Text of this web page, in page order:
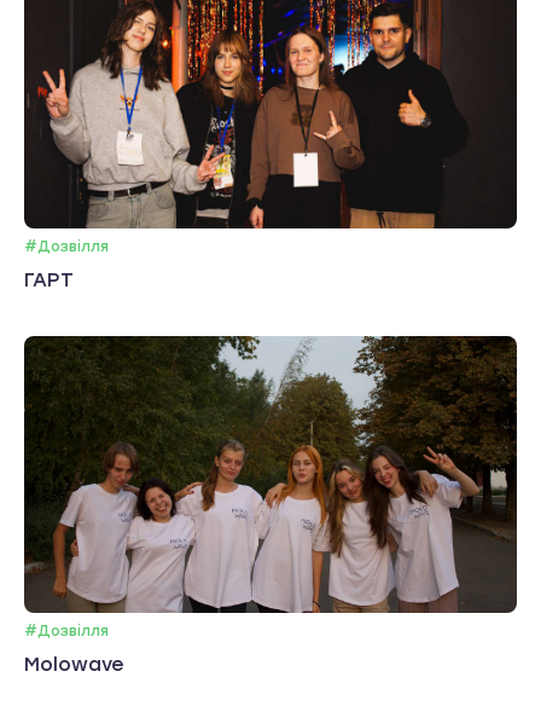
#Дозвілля
ГАРТ
#Дозвілля
Molowave